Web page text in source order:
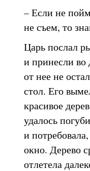
– Если не
не съем, то
Царь послал
и принесли во
от нее не
стол. Его
красивое
удалось
и
окно. Дерево
отлетела